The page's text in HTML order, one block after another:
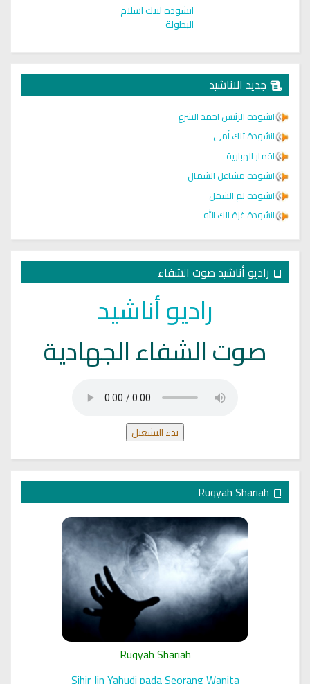
انشودة لبيك اسلام
البطولة
جديد الاناشيد
انشودة الرئيس احمد الشرع
انشودة تلك أمي
اقمار الهبارية
انشودة مشاعل الشمال
انشودة لم الشمل
انشودة غزة الك الله
راديو أناشيد صوت الشفاء
راديو أناشيد
صوت الشفاء الجهادية
بدء التشغيل
Ruqyah Shariah
Sihir Jin Yahudi pada Seorang Wanita